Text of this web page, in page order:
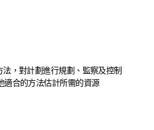
，對計劃進行規劃、監察及控制
適合的方法估計所需的資源